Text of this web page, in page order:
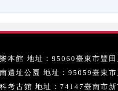
本館 地址：95060臺東市豐
遺址公園 地址：95059臺東
考古館 地址：74147臺南市